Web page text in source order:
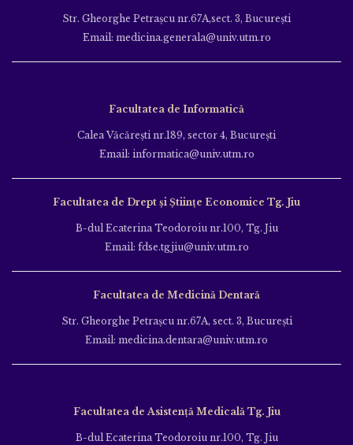
Str. Gheorghe Petraşcu nr.67A,sect. 3, Bucureşti
Email: medicina.generala@univ.utm.ro
Facultatea de Informatică
Calea Văcăreşti nr.189, sector 4, Bucureşti
Email: informatica@univ.utm.ro
Facultatea de Drept și Științe Economice Tg. Jiu
B-dul Ecaterina Teodoroiu nr.100, Tg. Jiu
Email: fdse.tgjiu@univ.utm.ro
Facultatea de Medicină Dentară
Str. Gheorghe Petraşcu nr.67A, sect. 3, Bucureşti
Email: medicina.dentara@univ.utm.ro
Facultatea de Asistență Medicală Tg. Jiu
B-dul Ecaterina Teodoroiu nr.100, Tg. Jiu